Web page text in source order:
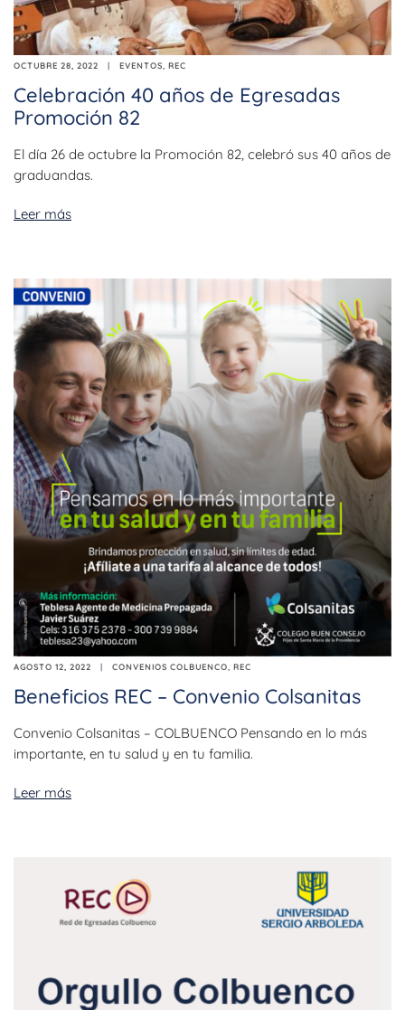
OCTUBRE 28, 2022 EVENTOS REC
Celebración 40 años de Egresadas
Promoción 82
El día 26 de octubre la Promoción 82, celebró sus 40 años de
graduandas.
Leer más
AGOSTO 12, 2022 CONVENIOS COLBUENCO REC
Beneficios REC – Convenio Colsanitas
Convenio Colsanitas – COLBUENCO Pensando en lo más
importante, en tu salud y en tu familia.
Leer más